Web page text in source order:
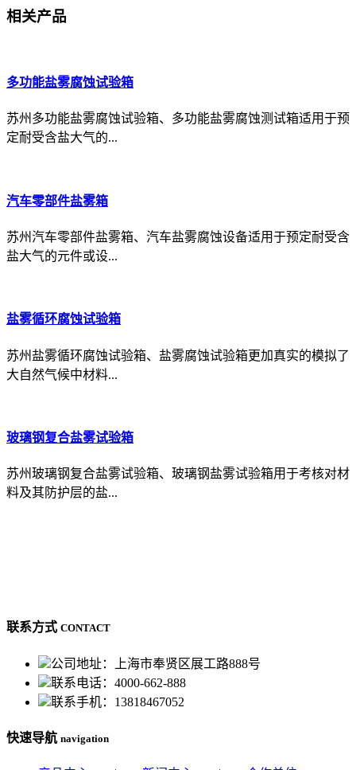
相关产品
多功能盐雾腐蚀试验箱
苏州多功能盐雾腐蚀试验箱、多功能盐雾腐蚀测试箱适用于预
定耐受含盐大气的...
汽车零部件盐雾箱
苏州汽车零部件盐雾箱、汽车盐雾腐蚀设备适用于预定耐受含
盐大气的元件或设...
盐雾循环腐蚀试验箱
苏州盐雾循环腐蚀试验箱、盐雾腐蚀试验箱更加真实的模拟了
大自然气候中材料...
玻璃钢复合盐雾试验箱
苏州玻璃钢复合盐雾试验箱、玻璃钢盐雾试验箱用于考核对材
料及其防护层的盐...
联系方式 CONTACT
公司地址：上海市奉贤区展工路888号
联系电话：4000-662-888
联系手机：13818467052
快速导航 navigation